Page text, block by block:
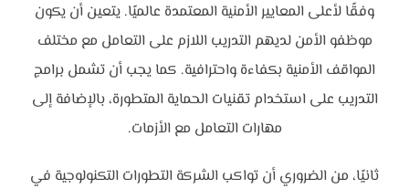
وفقًا لأعلى المعايير الأمنية المعتمدة عالميًا. يتعين أن يكون
موظفو الأمن لديهم التدريب اللازم على التعامل مع مختلف
المواقف الأمنية بكفاءة واحترافية. كما يجب أن تشمل برامج
التدريب على استخدام تقنيات الحماية المتطورة، بالإضافة إلى
مهارات التعامل مع الأزمات.
ثانيًا، من الضروري أن تواكب الشركة التطورات التكنولوجية في